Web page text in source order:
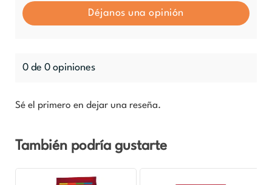
Déjanos una opinión
0 de 0 opiniones
Sé el primero en dejar una reseña.
También podría gustarte